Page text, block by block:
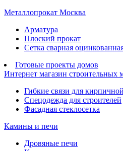
Металлопрокат Москва
Арматура
Плоский прокат
Сетка сварная
Готовые проекты домов
Интернет магазин строительных
Гибкие связи для
Спецодежда для строителей
Фасадная стеклосетка
Камины и печи
Дровяные печи